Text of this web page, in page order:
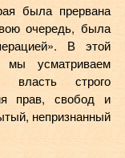
была прервана
очередь, была
В этой
мы усматриваем
власть строго
прав, свобод и
непризнанный